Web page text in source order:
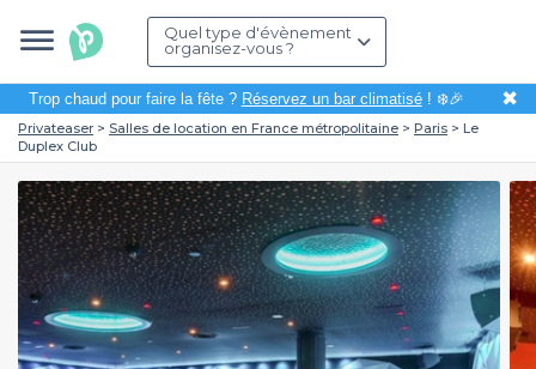
Quel type d'évènement
organisez-vous ?
Trop chaud pour faire la fête ? Réservez un bar climatisé! ❄️🎉 ✖
Privateaser Salles de location en France métropolitaine Paris
Le
Duplex Club